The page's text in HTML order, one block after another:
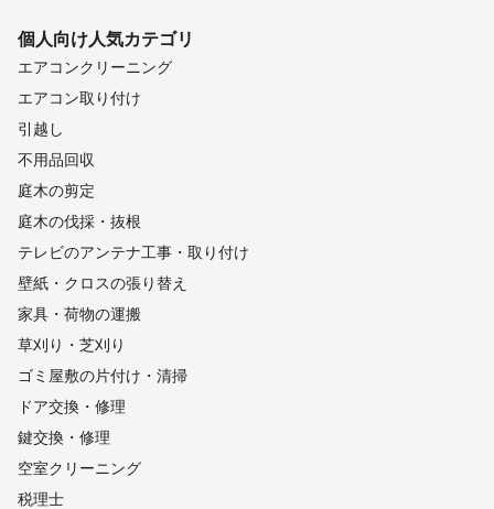
個人向け人気カテゴリ
エアコンクリーニング
エアコン取り付け
引越し
不用品回収
庭木の剪定
庭木の伐採・抜根
テレビのアンテナ工事・取り付け
壁紙・クロスの張り替え
家具・荷物の運搬
草刈り・芝刈り
ゴミ屋敷の片付け・清掃
ドア交換・修理
鍵交換・修理
空室クリーニング
税理士